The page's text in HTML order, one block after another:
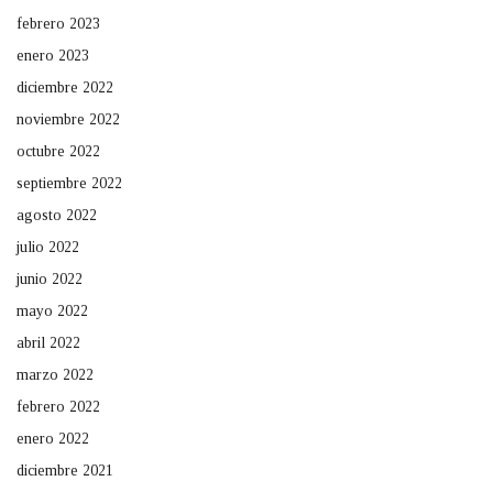
febrero 2023
enero 2023
diciembre 2022
noviembre 2022
octubre 2022
septiembre 2022
agosto 2022
julio 2022
junio 2022
mayo 2022
abril 2022
marzo 2022
febrero 2022
enero 2022
diciembre 2021